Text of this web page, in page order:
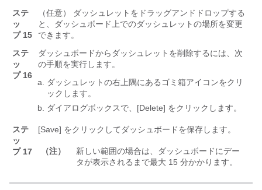
ステ
ッ
プ 15
（任意） ダッシュレットをドラッグアンドドロップする
と、ダッシュボード上でのダッシュレットの場所を変更
できます。
ステ
ッ
プ 16
ダッシュボードからダッシュレットを削除するには、次
の手順を実行します。
ダッシュレットの右上隅にあるゴミ箱アイコンをクリ
ックします。
ダイアログボックスで、[Delete] をクリックします。
ステ
ッ
プ 17
[Save] をクリックしてダッシュボードを保存します。
（注）
新しい範囲の場合は、ダッシュボードにデー
タが表示されるまで最大 15 分かかります。